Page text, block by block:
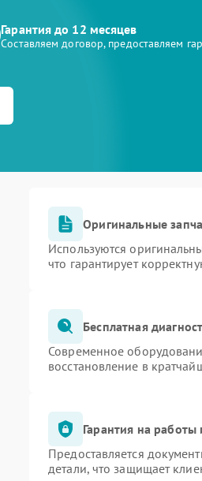
Гарантия до 12 месяцев
Составляем договор, предоставляем
Оригинальные
Используются
что гарантирует
Бесплатная
Современное
восстановление в
Гарантия на работы
Предоставляется
детали, что защищает